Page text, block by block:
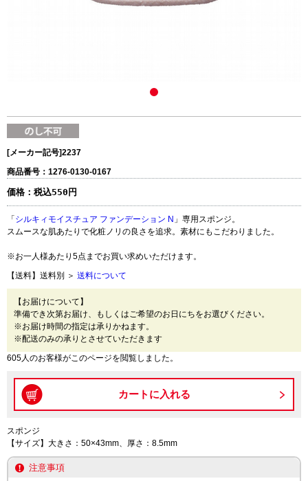
[メーカー記号]2237
商品番号：1276-0130-0167
価格： 税込550円
「 シルキィモイスチュア ファンデーション N 」専用スポンジ。
スムースな肌あたりで化粧ノリの良さを追求。素材にもこだわりました。
※お一人様あたり5点までお買い求めいただけます。
【送料】送料別 ＞ 送料について
【お届けについて】
準備でき次第お届け、もしくはご希望のお日にちをお選びください。
※お届け時間の指定は承りかねます。
※配送のみの承りとさせていただきます
605人のお客様がこのページを閲覧しました。
スポンジ
【サイズ】大きさ：50×43mm、厚さ：8.5mm
注意事項